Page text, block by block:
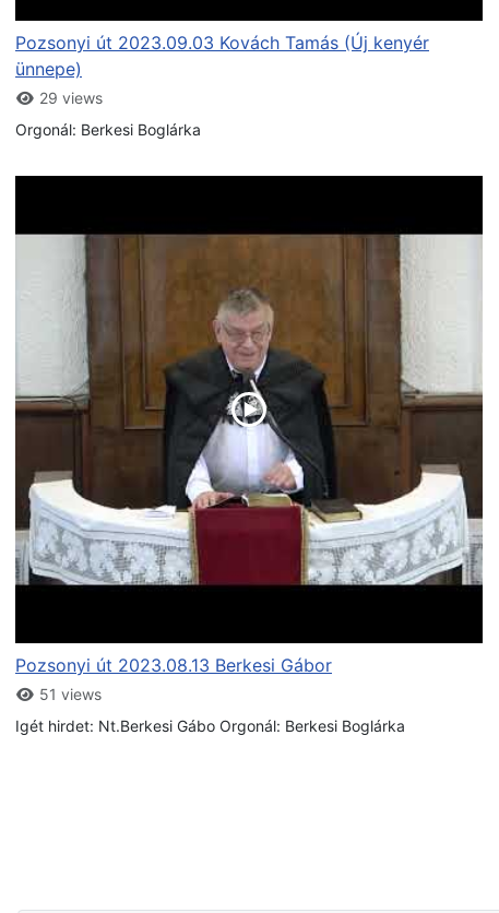
Pozsonyi út 2023.09.03 Kovách Tamás (Új kenyér
ünnepe)
29 views
Orgonál: Berkesi Boglárka
Pozsonyi út 2023.08.13 Berkesi Gábor
51 views
Igét hirdet: Nt.Berkesi Gábo Orgonál: Berkesi Boglárka